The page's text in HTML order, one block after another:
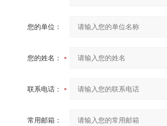
您的单位：
您的姓名：
联系电话：
常用邮箱：